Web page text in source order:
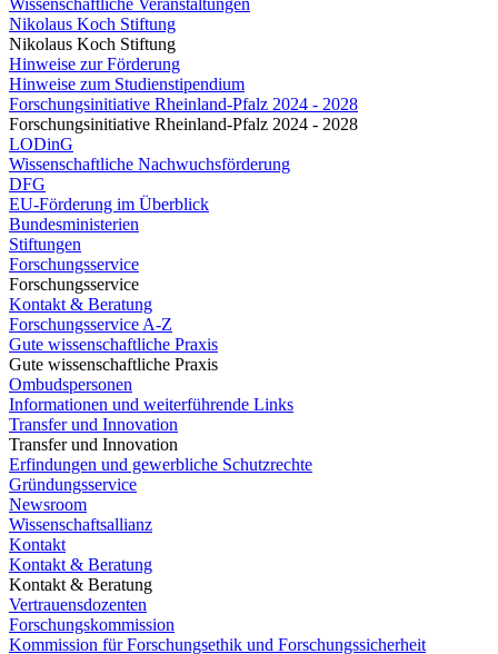
Wissenschaftliche Veranstaltungen
Nikolaus Koch Stiftung
Nikolaus Koch Stiftung
Hinweise zur Förderung
Hinweise zum Studienstipendium
Forschungsinitiative Rheinland-Pfalz 2024 - 2028
Forschungsinitiative Rheinland-Pfalz 2024 - 2028
LODinG
Wissenschaftliche Nachwuchsförderung
DFG
EU-Förderung im Überblick
Bundesministerien
Stiftungen
Forschungsservice
Forschungsservice
Kontakt & Beratung
Forschungsservice A-Z
Gute wissenschaftliche Praxis
Gute wissenschaftliche Praxis
Ombudspersonen
Informationen und weiterführende Links
Transfer und Innovation
Transfer und Innovation
Erfindungen und gewerbliche Schutzrechte
Gründungsservice
Newsroom
Wissenschaftsallianz
Kontakt
Kontakt & Beratung
Kontakt & Beratung
Vertrauensdozenten
Forschungskommission
Kommission für Forschungsethik und Forschungssicherheit